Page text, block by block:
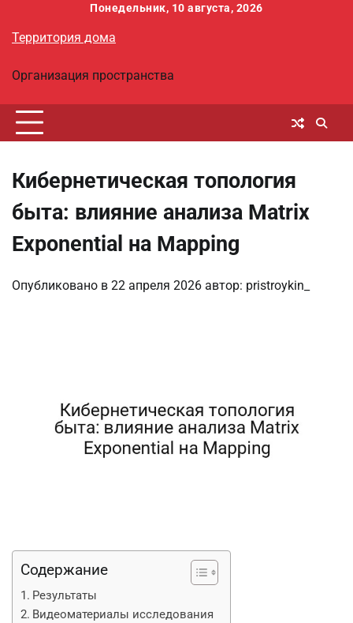
содержимому
Понедельник, 10 августа, 2026
Территория дома
Организация пространства
Кибернетическая топология
быта: влияние анализа Matrix
Exponential на Mapping
Опубликовано в 22 апреля 2026 автор: pristroykin_
Содержание
Результаты
Видеоматериалы исследования